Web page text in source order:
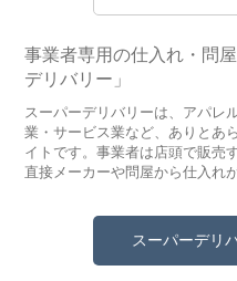
事業者専用の仕入れ・問
デリバリー」
スーパーデリバリーは、アパレ
業・サービス業など、ありとあ
イトです。事業者は店頭で販売
直接メーカーや問屋から仕入れ
スーパーデリ